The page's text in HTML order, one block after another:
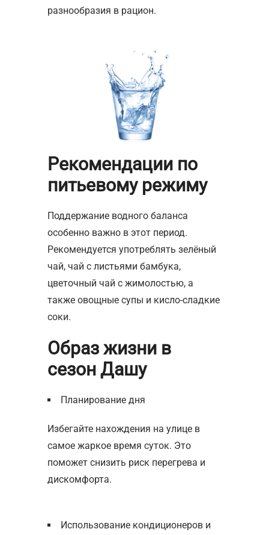
разнообразия в рацион.
Рекомендации по
питьевому режиму
Поддержание водного баланса
особенно важно в этот период.
Рекомендуется употреблять зелёный
чай, чай с листьями бамбука,
цветочный чай с жимолостью, а
также овощные супы и кисло-сладкие
соки.
Образ жизни в
сезон Дашу
Планирование дня
Избегайте нахождения на улице в
самое жаркое время суток. Это
поможет снизить риск перегрева и
дискомфорта.
Использование кондиционеров и